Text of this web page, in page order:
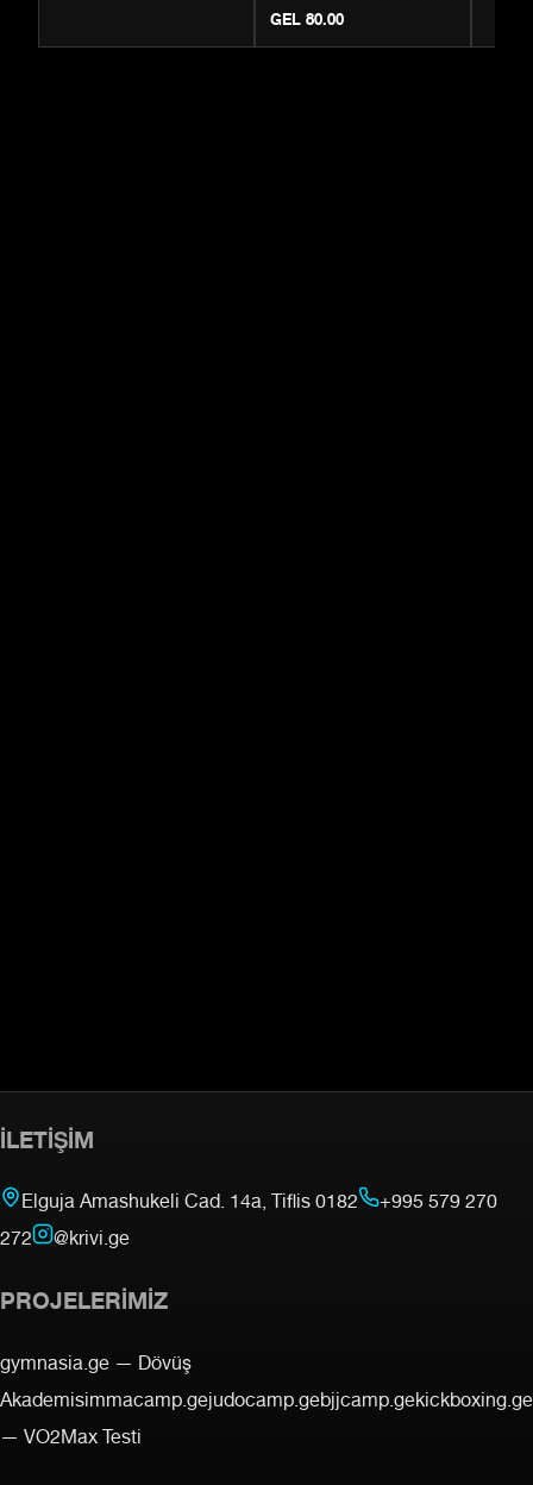
GEL 80.00
İLETIŞIM
Elguja Amashukeli Cad. 14a, Tiflis 0182
+995 579 270
272
@krivi.ge
PROJELERIMIZ
gymnasia.ge — Dövüş
Akademisimmacamp.gejudocamp.gebjjcamp.gekickboxing.ge
—VO2Max Testi